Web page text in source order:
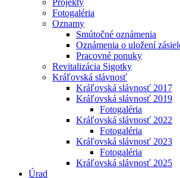
Projekty
Fotogaléria
Oznamy
Smútočné oznámenia
Oznámenia o uložení
Pracovné ponuky
Revitalizácia Sigotky
Kráľovská slávnosť
Kráľovská slávnosť 2017
Kráľovská slávnosť 2019
Fotogaléria
Kráľovská slávnosť 2022
Fotogaléria
Kráľovská slávnosť 2023
Fotogaléria
Kráľovská slávnosť 2025
Úrad